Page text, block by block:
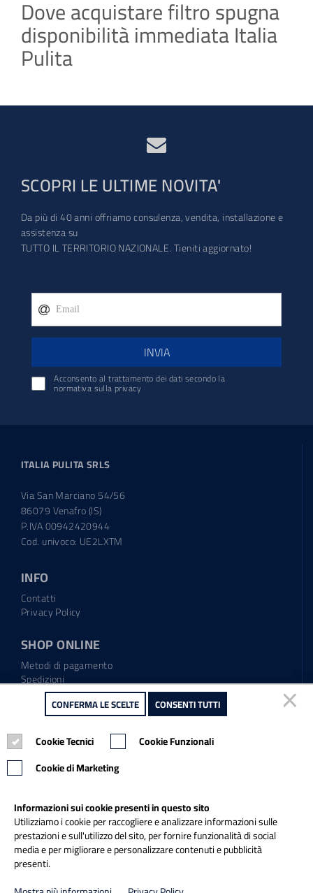
Dove acquistare filtro spugna
disponibilità immediata Italia
Pulita
SCOPRI LE ULTIME NOVITA'
Da più di 40 anni offriamo consulenza, vendita, installazione e
assistenza su
TUTTO IL TERRITORIO NAZIONALE. Tieniti aggiornato!
INVIA
Acconsento al trattamento dei dati secondo la
normativa sulla privacy
ITALIA PULITA SRLS
Via San Marciano 54/56
86079 Venafro (IS)
P.IVA 00942420944
Cod. univoco: UE2LXTM
INFO
Contatti
Privacy Policy
SHOP ONLINE
Metodi di pagamento
Spedizioni
Regolamento garanzia
Diritto di recesso
Tel.: 0865.904373
Email:info@italiapulitasrl.it
CONFERMA LE SCELTE CONSENTI TUTTI
Cookie Tecnici
Cookie Funzionali
Cookie di Marketing
Informazioni sui cookie presenti in questo sito
Utilizziamo i cookie per raccogliere e analizzare informazioni sulle
prestazioni e sull'utilizzo del sito, per fornire funzionalità di social
media e per migliorare e personalizzare contenuti e pubblicità
presenti.
CONFERMA LE SCELTE CONSENTI TUTTI
Cookie Tecnici
Cookie Funzionali
Cookie di Marketing
Informazioni sui cookie presenti in questo sito
Utilizziamo i cookie per raccogliere e analizzare informazioni sulle
prestazioni e sull'utilizzo del sito, per fornire funzionalità di social
media e per migliorare e personalizzare contenuti e pubblicità
presenti.